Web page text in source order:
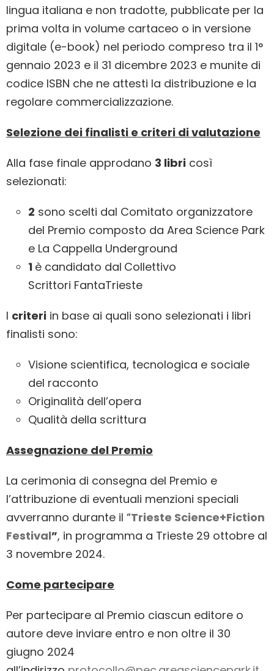
lingua italiana e non tradotte, pubblicate per la
prima volta in volume cartaceo o in versione
digitale (e-book) nel periodo compreso tra il 1°
gennaio 2023 e il 31 dicembre 2023 e munite di
codice ISBN che ne attesti la distribuzione e la
regolare commercializzazione.
Selezione dei finalisti e criteri di valutazione
Alla fase finale approdano 3 libri così
selezionati:
2 sono scelti dal Comitato organizzatore
del Premio composto da Area Science Park
e La Cappella Underground
1 è candidato dal Collettivo
Scrittori FantaTrieste
I criteri in base ai quali sono selezionati i libri
finalisti sono:
Visione scientifica, tecnologica e sociale
del racconto
Originalità dell’opera
Qualità della scrittura
Assegnazione del Premio
La cerimonia di consegna del Premio e
l’attribuzione di eventuali menzioni speciali
avverranno durante il “Trieste Science+Fiction
Festival”, in programma a Trieste 29 ottobre al
3 novembre 2024.
Come partecipare
Per partecipare al Premio ciascun editore o
autore deve inviare entro e non oltre il 30
giugno 2024